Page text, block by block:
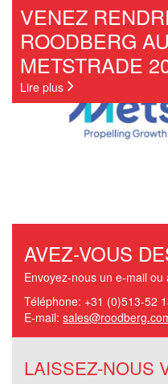
VENEZ
ROODBERG
METSTRADE
Lire plus
AVEZ-VOUS
Envoyez-nous un e-mail ou
Téléphone: +31 (0)513-52
E-mail:
LAISSEZ-NOUS